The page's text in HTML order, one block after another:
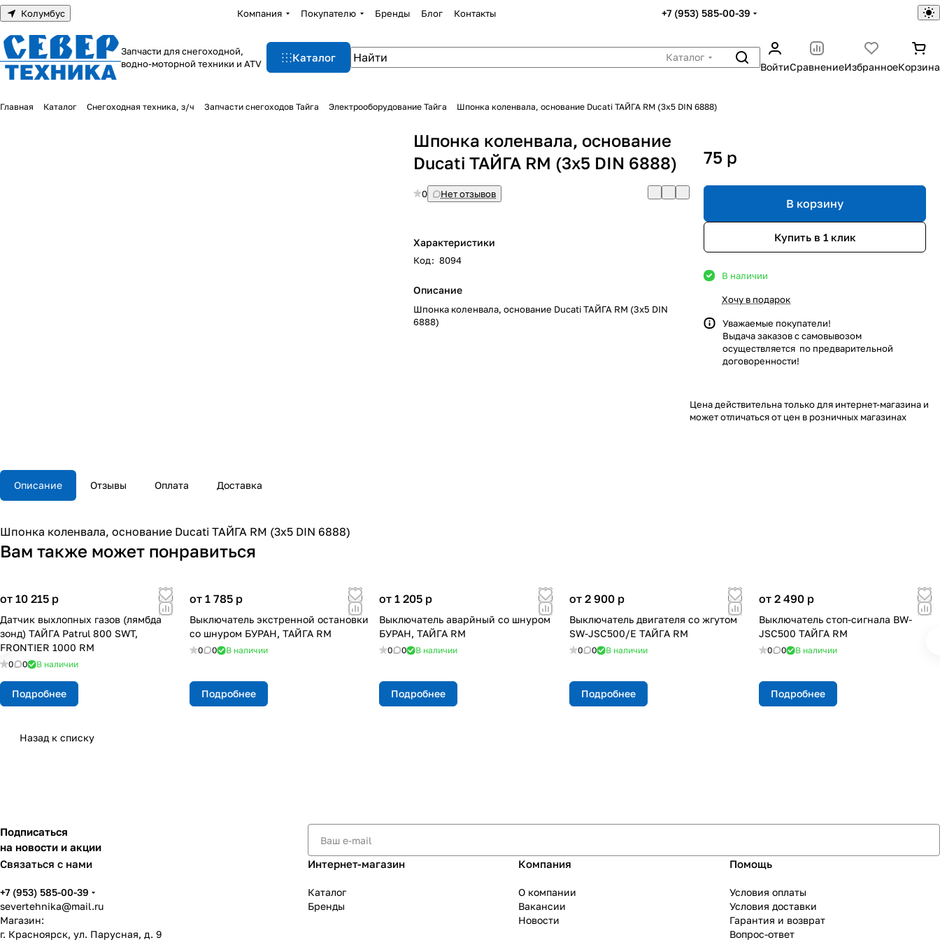
Колумбус Компания Покупателю Бренды Блог Контакты +7 (953) 585-00-39
Запчасти для снегоходной,
водно-моторной техники и ATV
Каталог
Каталог
ВойтиСравнениеИзбранноеКорзина
Главная Каталог Снегоходная техника, з/ч Запчасти снегоходов Тайга Электрооборудование Тайга Шпонка коленвала, основание Ducati ТАЙГА RM (3x5 DIN 6888)
Шпонка коленвала, основание
Ducati ТАЙГА RM (3x5 DIN 6888)
0 Нет отзывов
Характеристики
Код: 8094
Описание
Шпонка коленвала, основание Ducati ТАЙГА RM (3x5 DIN
6888)
75 p
В корзину
Купить в 1 клик
В наличии
Хочу в подарок
Уважаемые покупатели!
Выдача заказов с самовывозом
осуществляется по предварительной
договоренности!
Цена действительна только для интернет-магазина и
может отличаться от цен в розничных магазинах
Описание Отзывы Оплата Доставка
Шпонка коленвала, основание Ducati ТАЙГА RM (3x5 DIN 6888)
Вам также может понравиться
от 10 215 p
Датчик выхлопных газов (лямбда
зонд) ТАЙГА Patrul 800 SWT,
FRONTIER 1000 RM
0 0 В наличии
Подробнее
от 1 785 p
Выключатель экстренной остановки
со шнуром БУРАН, ТАЙГА RM
0 0 В наличии
Подробнее
от 1 205 p
Выключатель аварйный со шнуром
БУРАН, ТАЙГА RM
0 0 В наличии
Подробнее
от 2 900 p
Выключатель двигателя со жгутом
SW-JSC500/E ТАЙГА RM
0 0 В наличии
Подробнее
от 2 490 p
Выключатель стоп-сигнала BW-
JSC500 ТАЙГА RM
0 0 В наличии
Подробнее
Назад к списку
Подписаться
на новости и акции
Связаться с нами
+7 (953) 585-00-39
severtehnika@mail.ru
Магазин:
г. Красноярск, ул. Парусная, д. 9
Интернет-магазин
Каталог
Бренды
Компания
О компании
Вакансии
Новости
Помощь
Условия оплаты
Условия доставки
Гарантия и возврат
Вопрос-ответ